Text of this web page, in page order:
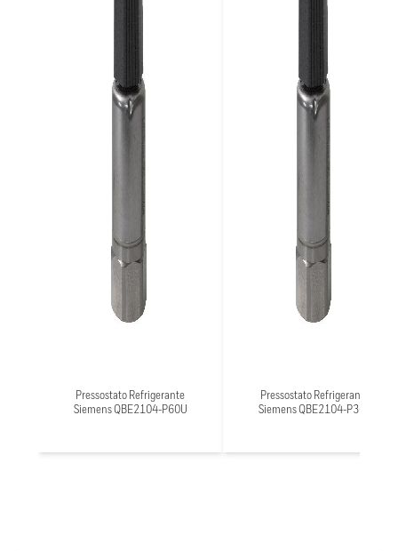
Pressostato Refrigerante
Siemens QBE2104-P60U
Pressostato Refrigerante
Siemens QBE2104-P30U